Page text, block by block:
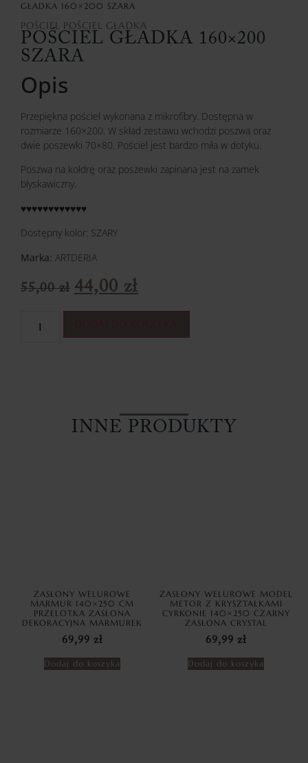
GŁADKA 160×200 SZARA
POŚCIEL POŚCIEL GŁADKA
POŚCIEL GŁADKA 160×200
SZARA
Opis
Przepiękna pościel wykonana z mikrofibry. Dostępna w
rozmiarze 160×200. W skład zestawu wchodzi poszwa oraz
dwie poszewki 70×80. Pościel jest bardzo miła w dotyku.
Poszwa na kołdrę oraz poszewki zapinana jest na zamek
błyskawiczny.
♥️♥️♥️♥️♥️♥️♥️♥️♥️♥️♥️♥️
Dostępny kolor: SZARY
Marka: ARTDERIA
55,00zł 44,00 zł
INNE PRODUKTY
ZASŁONY WELUROWE
MARMUR 140×250 CM
PRZELOTKA ZASŁONA
DEKORACYJNA MARMUREK
69,99 zł
Dodaj do koszyka
ZASŁONY WELUROWE MODEL
METOR Z KRYSZTAŁKAMI
CYRKONIE 140×250 CZARNY
ZASŁONA CRYSTAL
69,99 zł
Dodaj do koszyka